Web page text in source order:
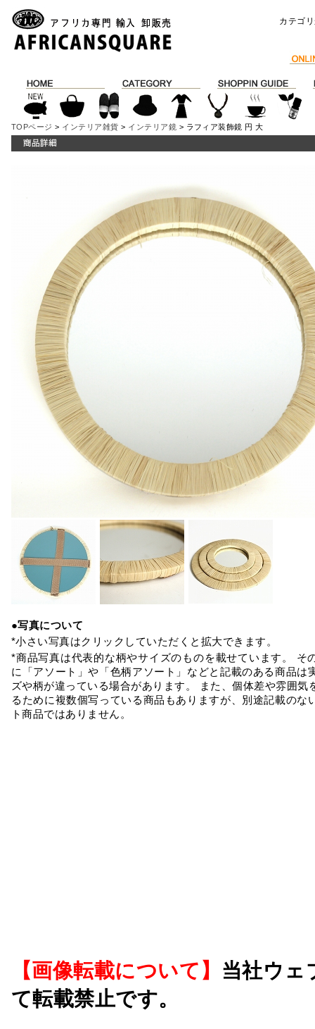
カテゴ
TOPページ > インテリア雑貨 > インテリア鏡 > ラフィア装飾鏡 円 大
●写真について
*小さい写真はクリックしていただくと拡大できます。
*商品写真は代表的な柄やサイズのものを載せています。 そ
に「アソート」や「色柄アソート」などと記載のある商品は
ズや柄が違っている場合があります。 また、個体差や雰囲気
るために複数個写っている商品もありますが、別途記載のな
ト商品ではありません。
【画像転載について】 当社ウェ
て転載禁止です。